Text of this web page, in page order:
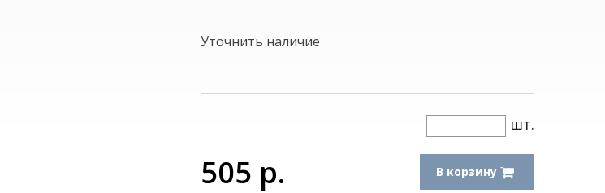
Уточнить наличие
шт.
505 р. В корзину